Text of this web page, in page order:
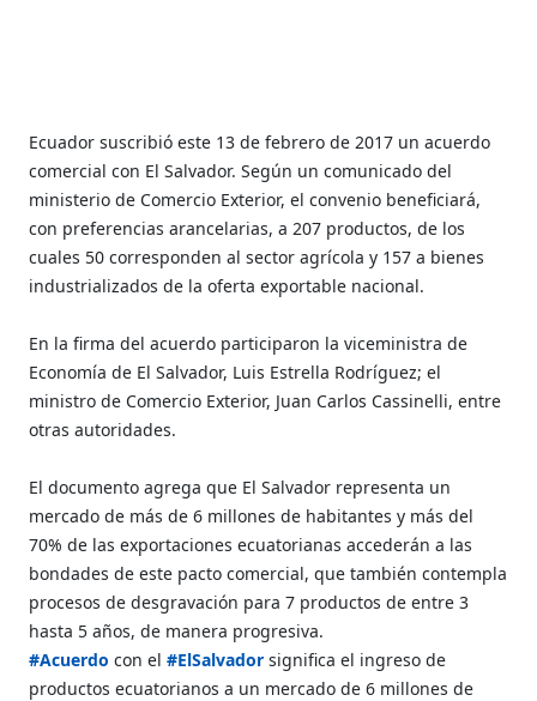
Ecuador suscribió este 13 de febrero de 2017 un acuerdo
comercial con El Salvador. Según un comunicado del
ministerio de Comercio Exterior, el convenio beneficiará,
con preferencias arancelarias, a 207 productos, de los
cuales 50 corresponden al sector agrícola y 157 a bienes
industrializados de la oferta exportable nacional.
En la firma del acuerdo participaron la viceministra de
Economía de El Salvador, Luis Estrella Rodríguez; el
ministro de Comercio Exterior, Juan Carlos Cassinelli, entre
otras autoridades.
El documento agrega que El Salvador representa un
mercado de más de 6 millones de habitantes y más del
70% de las exportaciones ecuatorianas accederán a las
bondades de este pacto comercial, que también contempla
procesos de desgravación para 7 productos de entre 3
hasta 5 años, de manera progresiva.
#Acuerdo con el#ElSalvador significa el ingreso de
productos ecuatorianos a un mercado de 6 millones de